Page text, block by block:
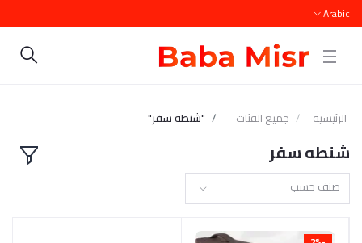
Arabic
الرئيسية جميع الفئات "شنطه سفر"
شنطه سفر
صنف حسب